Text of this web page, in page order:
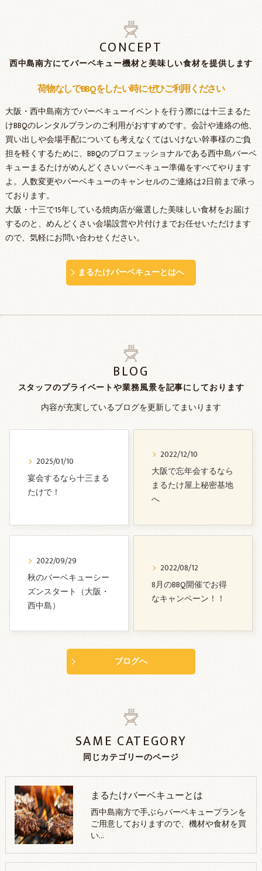
西中島南方にてバーベキュー機材と美味しい食材を提供します
CONCEPT
荷物なしでBBQをしたい時にぜひご利用ください
大阪・西中島南方でバーベキューイベントを行う際には十三まるた
けBBQのレンタルプランのご利用がおすすめです。会計や連絡の他、
買い出しや会場手配についても考えなくてはいけない幹事様のご負
担を軽くするために、BBQのプロフェッショナルである西中島バーベ
キューまるたけがめんどくさいバーベキュー準備をすべてやります
よ。人数変更やバーベキューのキャンセルのご連絡は2日前まで承っ
ております。
大阪・十三で15年している焼肉店が厳選した美味しい食材をお届け
するのと、めんどくさい会場設営や片付けまでお任せいただけます
ので、気軽にお問い合わせください。
まるたけバーベキューとはへ
スタッフのプライベートや業務風景を記事にしております
BLOG
内容が充実しているブログを更新してまいります
2025/01/10
宴会するなら十三まる
たけで！
2022/12/10
大阪で忘年会するなら
まるたけ屋上秘密基地
へ
2022/09/29
秋のバーベキューシー
ズンスタート（大阪・
西中島）
2022/08/12
8月のBBQ開催でお得
なキャンペーン！！
ブログへ
同じカテゴリーのページ
SAME CATEGORY
まるたけバーベキューとは
西中島南方で手ぶらバーベキュープランを
ご用意しておりますので、機材や食材を買
い…